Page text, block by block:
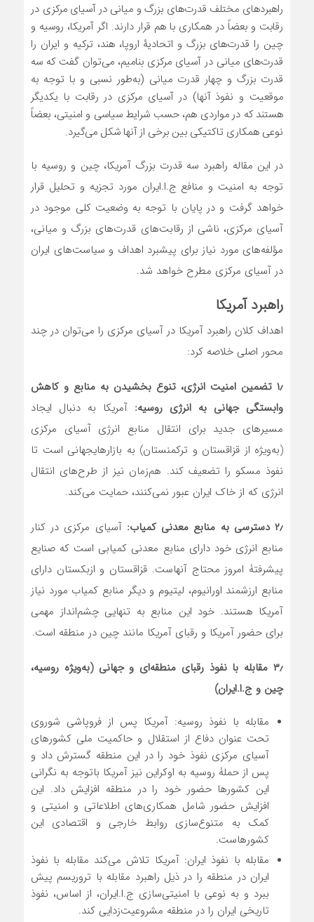
راهبردهای مختلف قدرت‌های بزرگ و میانی در آسیای مرکزی در
رقابت و بعضاً در همکاری با هم قرار دارند. اگر آمریکا، روسیه و
چین را قدرت‌های بزرگ و اتحادیۀ اروپا، هند، ترکیه و ایران را
قدرت‌های میانی در آسیای مرکزی بنامیم، می‌توان گفت که سه
قدرت بزرگ و چهار قدرت میانی (به‌طور نسبی و با توجه به
موقعیت و نفوذ آنها) در آسیای مرکزی در رقابت با یکدیگر
هستند که در مواردی هم، حسب شرایط سیاسی و امنیتی، بعضاً
نوعی همکاری تاکتیکی بین برخی از آنها شکل می‌گیرد.
در این مقاله راهبرد سه قدرت بزرگ آمریکا، چین و روسیه با
توجه به امنیت و منافع ج.ا.ایران مورد تجزیه و تحلیل قرار
خواهد گرفت و در پایان با توجه به وضعیت کلی موجود در
آسیای مرکزی، ناشی از رقابت‌های قدرت‌های بزرگ و میانی،
مؤلفه‌های مورد نیاز برای پیشبرد اهداف و سیاست‌های ایران
در آسیای مرکزی مطرح خواهد شد.
راهبرد آمریکا
اهداف کلان راهبرد آمریکا در آسیای مرکزی را می‌توان در چند
محور اصلی خلاصه کرد:
۱٫ تضمین امنیت انرژی، تنوع بخشیدن به منابع و کاهش
وابستگی جهانی به انرژی روسیه: آمریکا به دنبال ایجاد
مسیرهای جدید برای انتقال منابع انرژی آسیای مرکزی
(به‌ویژه از قزاقستان و ترکمنستان) به بازارهایجهانی است تا
نفوذ مسکو را تضعیف کند. هم‌زمان نیز از طرح‌های انتقال
انرژی که از خاک ایران عبور نمی‌کنند، حمایت می‌کند.
۲٫ دسترسی به منابع معدنی کمیاب: آسیای مرکزی در کنار
منابع انرژی خود دارای منابع معدنی کمیابی است که صنایع
پیشرفتۀ امروز محتاج آنهاست. قزاقستان و ازبکستان دارای
منابع ارزشمند اورانیوم، لیتیوم و دیگر منابع کمیاب مورد نیاز
آمریکا هستند. خود این منابع به تنهایی چشم‌انداز مهمی
برای حضور آمریکا و رقبای آمریکا مانند چین در منطقه است.
۳٫ مقابله با نفوذ رقبای منطقه‌ای و جهانی (به‌ویژه روسیه،
چین و ج.ا.ایران)
مقابله با نفوذ روسیه: آمریکا پس از فروپاشی شوروی
تحت عنوان دفاع از استقلال و حاکمیت ملی کشورهای
آسیای مرکزی نفوذ خود را در این منطقه گسترش داد و
پس از حملۀ روسیه به اوکراین نیز آمریکا باتوجه به نگرانی
این کشورها حضور خود را در منطقه افزایش داد. این
افزایش حضور شامل همکاری‌های اطلاعاتی و امنیتی و
کمک به متنوع‌سازی روابط خارجی و اقتصادی این
کشورهاست.
مقابله با نفوذ ایران: آمریکا تلاش می‌کند مقابله با نفوذ
ایران در منطقه را در ذیل راهبرد مقابله با تروریسم پیش
ببرد و به نوعی با امنیتی‌سازی ج.ا.ایران، از اساس، نفوذ
تاریخی ایران را در منطقه مشروعیت‌زدایی کند.